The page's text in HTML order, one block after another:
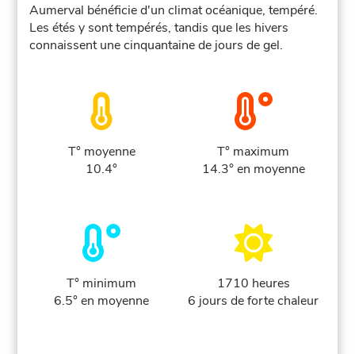
Aumerval bénéficie d'un climat océanique, tempéré.
Les étés y sont tempérés, tandis que les hivers
connaissent une cinquantaine de jours de gel.
T° moyenne
10.4°
T° maximum
14.3° en moyenne
T° minimum
6.5° en moyenne
1710 heures
6 jours de forte chaleur